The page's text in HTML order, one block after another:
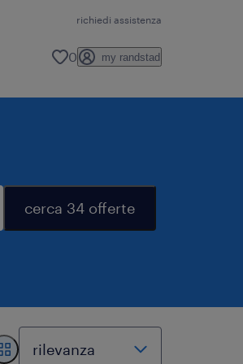
richiedi assistenza
0 my randstad
cerca 34 offerte